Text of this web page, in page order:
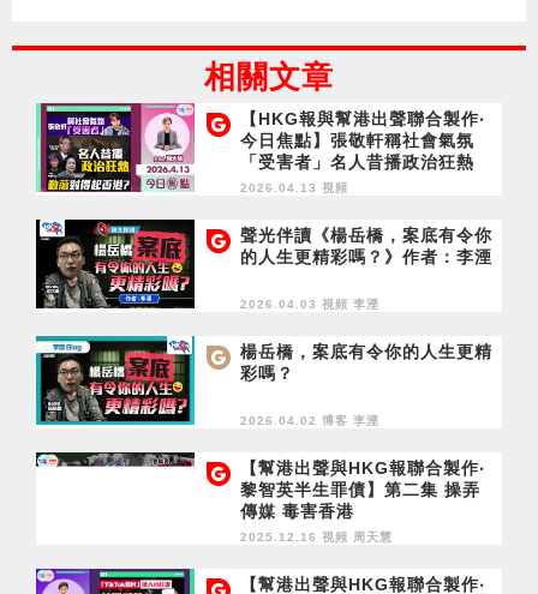
相關文章
【HKG報與幫港出聲聯合製作‧
今日焦點】張敬軒稱社會氣氛
「受害者」名人昔播政治狂熱
動蕩對得起香港？
2026.04.13 視頻
聲光伴讀《楊岳橋，案底有令你
的人生更精彩嗎？》作者：李湮
2026.04.03 視頻 李湮
楊岳橋，案底有令你的人生更精
彩嗎？
2026.04.02 博客 李湮
【幫港出聲與HKG報聯合製作‧
黎智英半生罪債】第二集 操弄
傳媒 毒害香港
2025.12.16 視頻 周天慧
【幫港出聲與HKG報聯合製作‧